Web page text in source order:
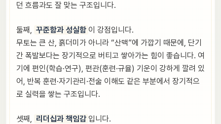
던 흐름과도 잘 맞는 구조입니다.
둘째, 꾸준함과 성실함 이 강점입니다.
무토는 큰 산, 흙더미가 아니라 “산맥”에 가깝기 때문에, 단기
간 폭발보다는 장기적으로 버티고 쌓아가는 힘이 좋습니다. 여
기에 편인(학습·연구), 편관(훈련·규율) 기운이 강하게 깔려 있
어, 반복 훈련·자기관리·전술 이해도 같은 부분에서 장기적으
로 실력을 쌓는 구조입니다.
셋째, 리더십과 책임감 입니다.